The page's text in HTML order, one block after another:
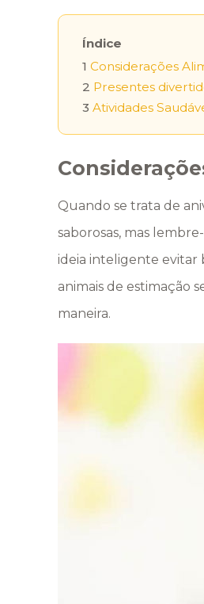
Índice
1 Considerações
2 Presentes
3 Atividades
Quando se trata de
saborosas, mas
ideia inteligente evitar
animais de estimação
maneira.